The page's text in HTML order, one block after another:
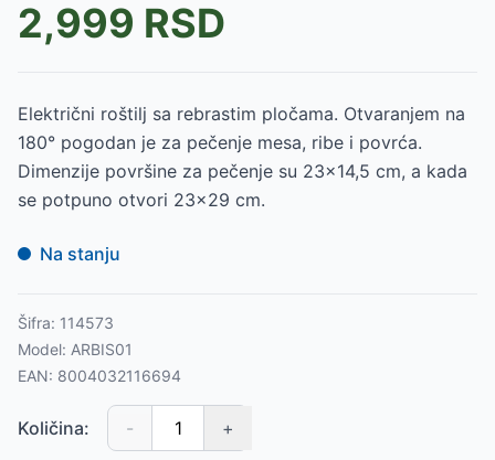
2,999 RSD
Električni roštilj sa rebrastim pločama. Otvaranjem na
180° pogodan je za pečenje mesa, ribe i povrća.
Dimenzije površine za pečenje su 23×14,5 cm, a kada
se potpuno otvori 23×29 cm.
Na stanju
Šifra: 114573
Model: ARBIS01
EAN: 8004032116694
Količina: - +